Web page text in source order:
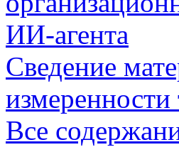
ИИ-агента
Сведение
измеренности
Все